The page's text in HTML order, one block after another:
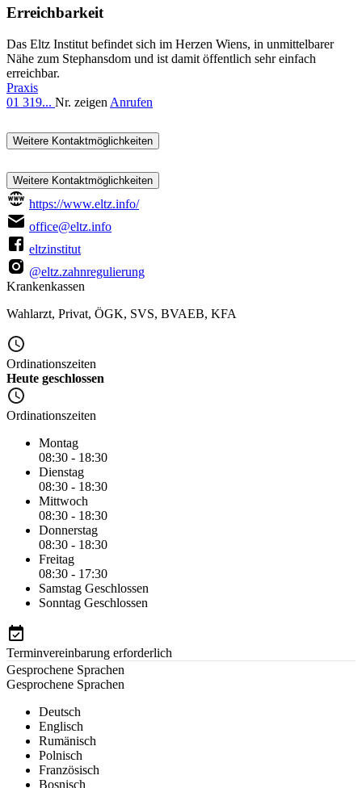
Erreichbarkeit
Das Eltz Institut befindet sich im Herzen Wiens, in unmittelbarer
Nähe zum Stephansdom und ist damit öffentlich sehr einfach
erreichbar.
Praxis
01 319... Nr. zeigen Anrufen
Weitere Kontaktmöglichkeiten
Weitere Kontaktmöglichkeiten
https://www.eltz.info/
office@eltz.info
eltzinstitut
@eltz.zahnregulierung
Krankenkassen
Wahlarzt, Privat, ÖGK, SVS, BVAEB, KFA
Ordinationszeiten
Heute geschlossen
Ordinationszeiten
Montag
08:30 - 18:30
Dienstag
08:30 - 18:30
Mittwoch
08:30 - 18:30
Donnerstag
08:30 - 18:30
Freitag
08:30 - 17:30
Samstag Geschlossen
Sonntag Geschlossen
Terminvereinbarung erforderlich
Gesprochene Sprachen
Gesprochene Sprachen
Deutsch
Englisch
Rumänisch
Polnisch
Französisch
Bosnisch